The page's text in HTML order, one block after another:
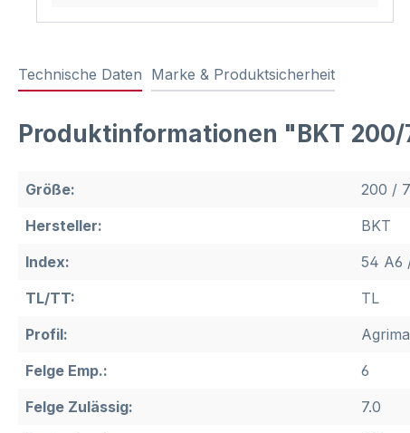
Technische Daten Marke & Produktsicherheit
Produktinformationen "BKT 200/
Größe:
200 /
Hersteller:
BKT
Index:
54 A6
TL/TT:
TL
Profil:
Felge Emp.:
6
Felge Zulässig:
7.0